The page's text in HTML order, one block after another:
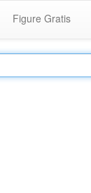
Figure Gratis